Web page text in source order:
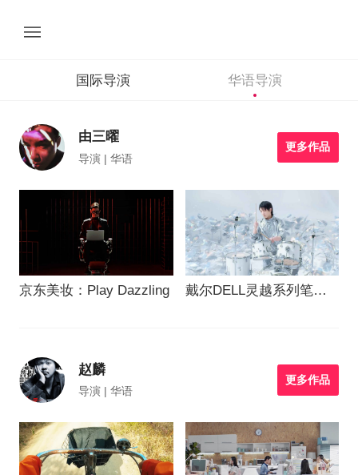
国际导演 华语导演
由三曜
导演 | 华语
更多作品
京东美妆：Play Dazzling
戴尔DELL灵越系列笔记
赵麟
导演 | 华语
更多作品